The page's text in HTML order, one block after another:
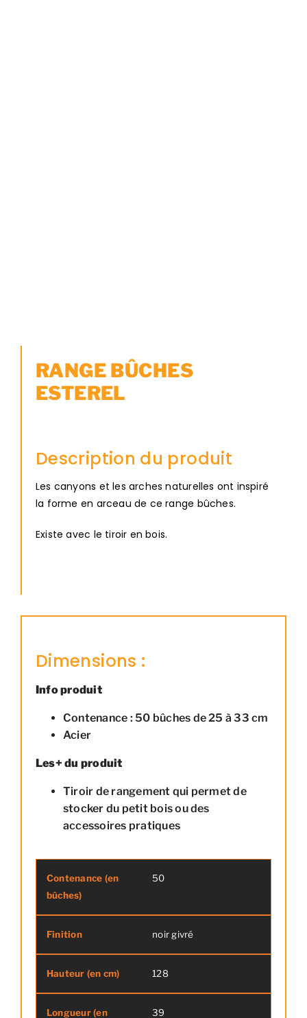
RANGE BÛCHES
ESTEREL
Description du produit
Les canyons et les arches naturelles ont inspiré
la forme en arceau de ce range bûches.
Existe avec le tiroir en bois.
Dimensions :
Info produit
Contenance : 50 bûches de 25 à 33 cm
Acier
Les+ du produit
Tiroir de rangement qui permet de
stocker du petit bois ou des
accessoires pratiques
Contenance (en bûches)
50
noir givré
128
39